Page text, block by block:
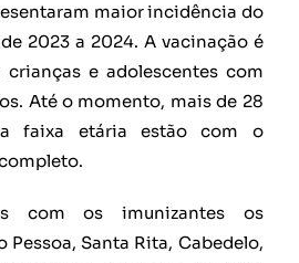
maior incidência do
2023 a 2024. A vacinação é
crianças e adolescentes com
Até o momento, mais de 28
faixa etária estão com o
com os imunizantes os
Santa Rita, Cabedelo,